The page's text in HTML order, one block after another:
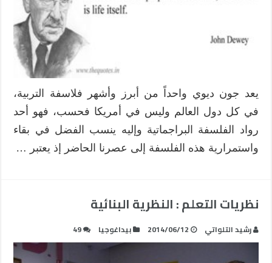
يعد جون ديوي واحداً من أبرز وأشهر فلاسفة التربية،
في كل دول العالم وليس في أمريكا فحسب، فهو أحد
رواد الفلسفة البراجماتية وإليه ينسب الفضل في بقاء
واستمرارية هذه الفلسفة إلى عصرنا الحاضر إذ يعتبر …
نظريات التعلم : النظرية البنائية
رشيد التلواتي 2014/06/12 بيداغوجيا 49